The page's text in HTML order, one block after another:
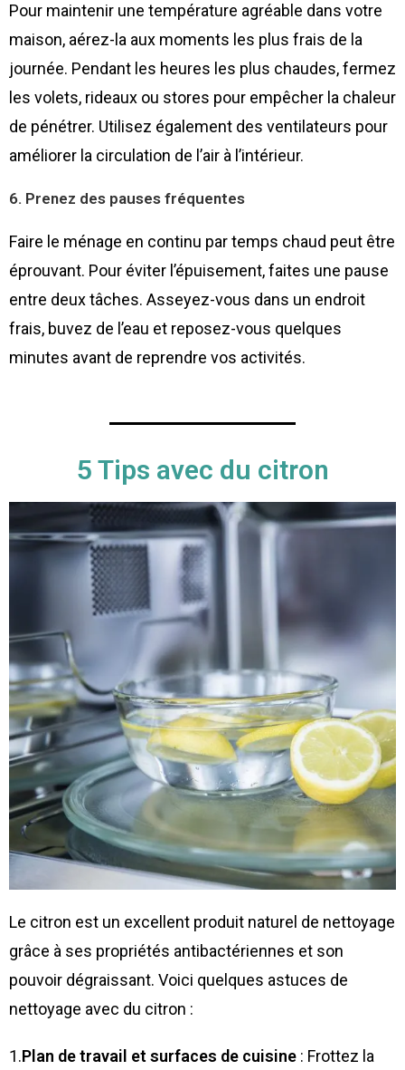
Pour maintenir une température agréable dans votre
maison, aérez-la aux moments les plus frais de la
journée. Pendant les heures les plus chaudes, fermez
les volets, rideaux ou stores pour empêcher la chaleur
de pénétrer. Utilisez également des ventilateurs pour
améliorer la circulation de l’air à l’intérieur.
6. Prenez des pauses fréquentes
Faire le ménage en continu par temps chaud peut être
éprouvant. Pour éviter l’épuisement, faites une pause
entre deux tâches. Asseyez-vous dans un endroit
frais, buvez de l’eau et reposez-vous quelques
minutes avant de reprendre vos activités.
5 Tips avec du citron
Le citron est un excellent produit naturel de nettoyage
grâce à ses propriétés antibactériennes et son
pouvoir dégraissant. Voici quelques astuces de
nettoyage avec du citron :
1.Plan de travail et surfaces de cuisine : Frottez la